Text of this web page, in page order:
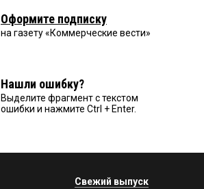
Оформите подписку
на газету «Коммерческие вести»
Нашли ошибку?
Выделите фрагмент с текстом
ошибки и нажмите Ctrl + Enter.
Свежий выпуск